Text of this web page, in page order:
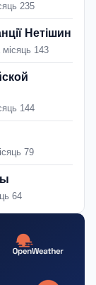
235
Нетішин
місяць 143
144
79
64